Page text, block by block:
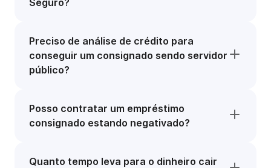
Seguro?
Preciso de análise de crédito para
conseguir um consignado sendo servidor
público?
Posso contratar um empréstimo
consignado estando negativado?
Quanto tempo leva para o dinheiro cair